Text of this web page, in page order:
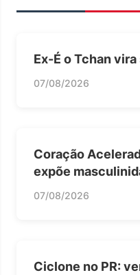
Ex-É o Tchan
07/08/2026
Coração
expõe
07/08/2026
Ciclone no PR: